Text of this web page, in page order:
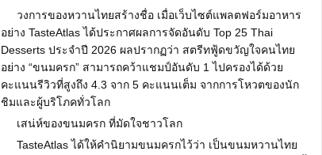
วงการของหวานไทยสร้างชื่อ เมื่อเว็บไซต์แพลตฟอร์มอาหาร
อย่าง TasteAtlas ได้ประกาศผลการจัดอันดับ Top 25 Thai
Desserts ประจำปี 2026 ผลปรากฏว่า สตรีทฟู้ดขวัญใจคนไทย
อย่าง “ขนมครก” สามารถคว้าแชมป์อันดับ 1 ไปครองได้ด้วย
คะแนนรีวิวที่สูงถึง 4.3 จาก 5 คะแนนเต็ม จากการโหวตของนัก
ชิมและผู้บริโภคทั่วโลก
เสน่ห์ของขนมครก ที่มัดใจชาวโลก
TasteAtlas ได้ให้คำนิยามขนมครกไว้ว่า เป็นขนมหวานไทย